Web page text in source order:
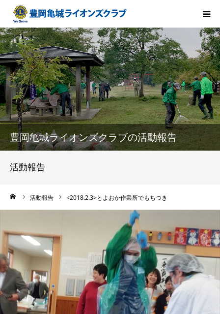
豊岡亀城ライオンズクラブの活動報告
活動報告
活動報告 <2018.2.3>とよおか作業所でもちつき
HOME
会長方針
ライオンズクラブとは
クラブ紹介
活動報告
例会
お問い合わせ